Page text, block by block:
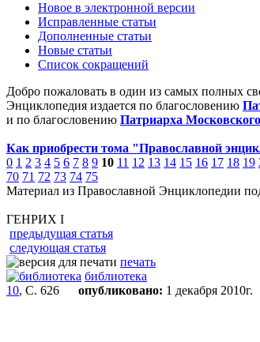
Новое в электронной версии
Исправленные статьи
Дополненные статьи
Новые статьи
Список сокращений
Добро пожаловать в один из самых полных
Энциклопедия издается по благословению
и по благословению Патриарха
Как приобрести тома "Православной
0 1 2 3 4 5 6 7 8 9 10 11 12 13 14 15 16 17 18 19
70 71 72 73 74 75
Материал из Православной Энциклопедии
ГЕНРИХ I
предыдущая статья
следующая статья
печать
библиотека
10, С. 626 опубликовано: 1 декабря 2010г.